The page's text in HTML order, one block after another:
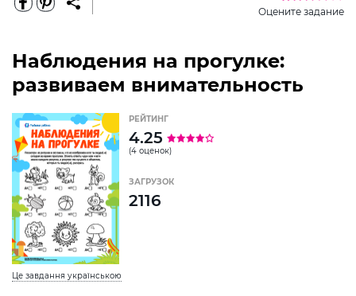
Оцените задание
Наблюдения на прогулке:
развиваем внимательность
Це завдання українською
РЕЙТИНГ
4.25
(4 оценок)
ЗАГРУЗОК
2116